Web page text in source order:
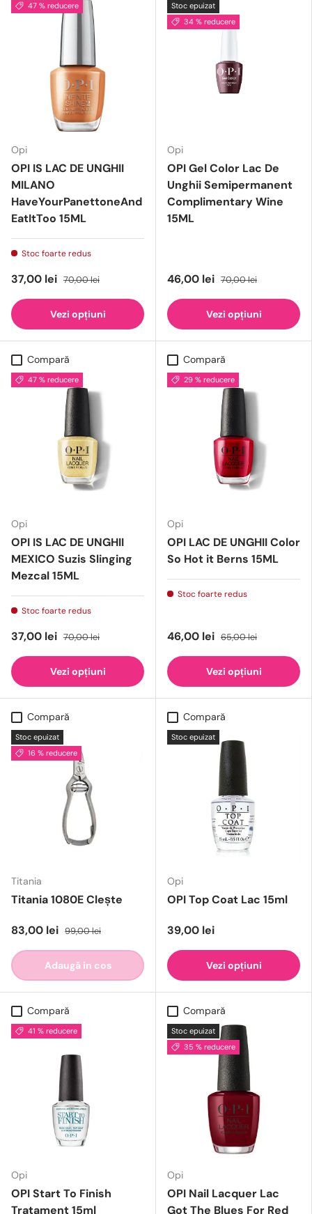
47 % reducere
Opi
OPI IS LAC DE UNGHII
MILANO
HaveYourPanettoneAnd
EatItToo 15ML
Stoc foarte redus
37,00 lei 70,00 lei
Vezi opțiuni
Stoc epuizat
34 % reducere
Opi
OPI Gel Color Lac De
Unghii Semipermanent
Complimentary Wine
15ML
46,00 lei 70,00 lei
Vezi opțiuni
Compară
47 % reducere
Opi
OPI IS LAC DE UNGHII
MEXICO Suzis Slinging
Mezcal 15ML
Stoc foarte redus
37,00 lei 70,00 lei
Vezi opțiuni
Compară
29 % reducere
Opi
OPI LAC DE UNGHII Color
So Hot it Berns 15ML
Stoc foarte redus
46,00 lei 65,00 lei
Vezi opțiuni
Compară
Stoc epuizat
16 % reducere
Titania
Titania 1080E Clește
83,00 lei 99,00 lei
Adaugă in cos
Compară
Stoc epuizat
Opi
OPI Top Coat Lac 15ml
39,00 lei
Vezi opțiuni
Compară
41 % reducere
Opi
OPI Start To Finish
Tratament 15ml
Compară
Stoc epuizat
35 % reducere
Opi
OPI Nail Lacquer Lac
Got The Blues For Red